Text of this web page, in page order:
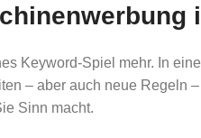
Keyword-Spiel mehr. In
– aber auch neue Regeln
Sinn macht.